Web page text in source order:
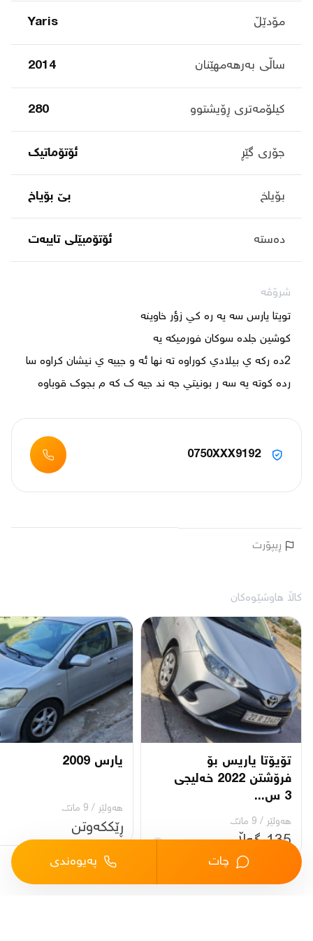
مۆدێڵ Yaris
ساڵی بەرهەمهێنان 2014
کیلۆمەتری ڕۆیشتوو 280
جۆری گێڕ ئۆتۆماتیک
بۆیاخ بێ بۆیاخ
دەستە ئۆتۆمبێلی تایبه‌ت
شرۆڤە
رده كوته يه سه ر بونيتي جه ند جيه ك كه م بجوك قوباوه
0750XXX9192
ڕیپۆرت
کاڵا هاوشێوەکان
تۆیۆتا یاریس بۆ
فرۆشتن 2022 خەلیجی
3 س...
هەولێر / 9 مانگ
135 گەڵا
یارس 2009
هەولێر / 9 مانگ
ڕێککەوتن
چات پەیوەندی